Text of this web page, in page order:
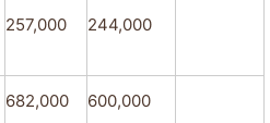
257,000 244,000
682,000
600,000